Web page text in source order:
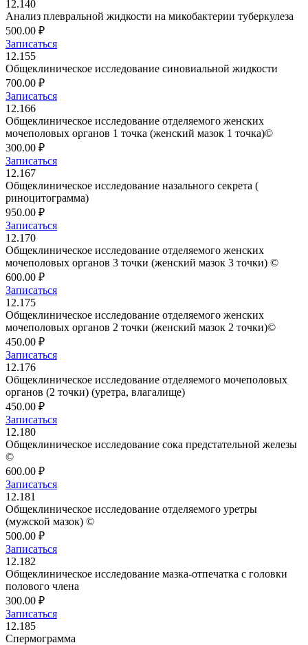
12.140
Анализ плевральной жидкости на микобактерии туберкулеза
500.00 ₽
Записаться
12.155
Общеклиническое исследование синовиальной жидкости
700.00 ₽
Записаться
12.166
Общеклиническое исследование отделяемого женских
мочеполовых органов 1 точка (женский мазок 1 точка)©
300.00 ₽
Записаться
12.167
Общеклиническое исследование назального секрета (
риноцитограмма)
950.00 ₽
Записаться
12.170
Общеклиническое исследование отделяемого женских
мочеполовых органов 3 точки (женский мазок 3 точки) ©
600.00 ₽
Записаться
12.175
Общеклиническое исследование отделяемого женских
мочеполовых органов 2 точки (женский мазок 2 точки)©
450.00 ₽
Записаться
12.176
Общеклиническое исследование отделяемого мочеполовых
органов (2 точки) (уретра, влагалище)
450.00 ₽
Записаться
12.180
Общеклиническое исследование сока предстательной железы
©
600.00 ₽
Записаться
12.181
Общеклиническое исследование отделяемого уретры
(мужской мазок) ©
500.00 ₽
Записаться
12.182
Общеклиническое исследование мазка-отпечатка с головки
полового члена
300.00 ₽
Записаться
12.185
Спермограмма